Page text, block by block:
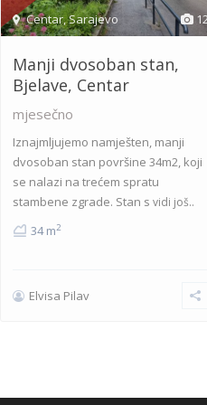
Centar,Sarajevo
Manji dvosoban stan,
Bjelave, Centar
mjesečno
Iznajmljujemo namješten, manji
dvosoban stan površine 34m2, koji
se nalazi na trećem spratu
stambene zgrade. Stan s vidi još..
34 m2
Elvisa Pilav